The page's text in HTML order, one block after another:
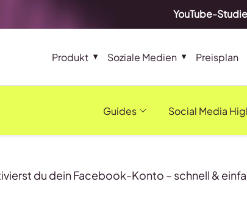
YouTube-
Produkt Soziale Medien Preisplan
Guides Social Media
du dein Facebook-Konto – schnell &